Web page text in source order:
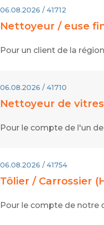
06.08.2026 / 41712
Nettoyeur / euse
Pour un client de la
06.08.2026 / 41710
Nettoyeur de vitres
Pour le compte de l'un
06.08.2026 / 41754
Tôlier / Carrossier
Pour le compte de notre